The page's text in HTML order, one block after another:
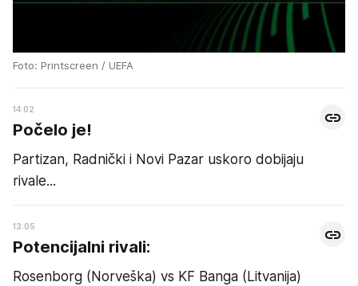
Foto: Printscreen / UEFA
14:02
Počelo je!
Partizan, Radnički i Novi Pazar uskoro dobijaju
rivale...
13:05
Potencijalni rivali:
Rosenborg (Norveška) vs KF Banga (Litvanija)